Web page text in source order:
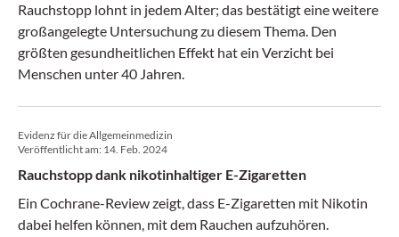
Rauchstopp lohnt in jedem Alter; das bestätigt eine weitere
großangelegte Untersuchung zu diesem Thema. Den
größten gesundheitlichen Effekt hat ein Verzicht bei
Menschen unter 40 Jahren.
Evidenz für die Allgemeinmedizin
Veröffentlicht am: 14. Feb. 2024
Rauchstopp dank nikotinhaltiger E-Zigaretten
Ein Cochrane-Review zeigt, dass E-Zigaretten mit Nikotin
dabei helfen können, mit dem Rauchen aufzuhören.